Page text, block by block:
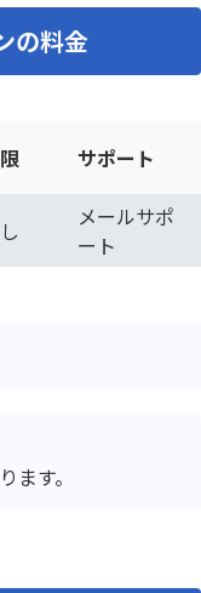
の料金
サポート
メールサポ
ート
ます。